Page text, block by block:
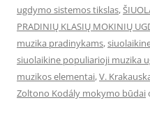
ugdymo sistemos tikslas,
PRADINIŲ KLASIŲ MOKINIŲ
muzika pradinykams,
siuolaikine populiarioji muzika
muzikos elementai,V.
Zoltono Kodály mokymo būdai